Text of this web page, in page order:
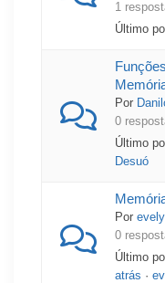
1
Último
Por
0
Último
Desuó
Por
0
Último
atrás ·